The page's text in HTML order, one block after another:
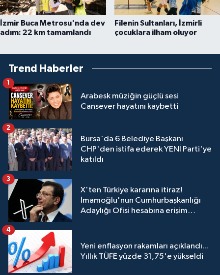
İzmir Buca Metrosu'nda dev
adım: 22 km tamamlandı
Filenin Sultanları, İzmirli
çocuklara ilham oluyor
Trend Haberler
Arabesk müziğin güçlü sesi
Cansever hayatını kaybetti
1
Bursa'da 6 Belediye Başkanı
CHP'den istifa ederek YENİ Parti'ye
katıldı
2
X'ten Türkiye kararına itiraz!
İmamoğlu'nun Cumhurbaşkanlığı
Adaylığı Ofisi hesabına erişim
3
Yeni enflasyon rakamları açıklandı...
Yıllık TÜFE yüzde 31,75'e yükseldi
4